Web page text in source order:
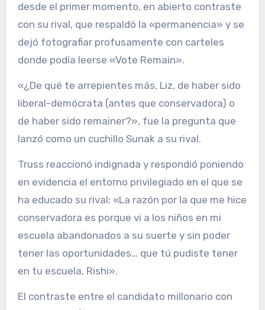
desde el primer momento, en abierto contraste
con su rival, que respaldó la «permanencia» y se
dejó fotografiar profusamente con carteles
donde podía leerse «Vote Remain».
«¿De qué te arrepientes más, Liz, de haber sido
liberal-demócrata (antes que conservadora) o
de haber sido remainer?», fue la pregunta que
lanzó como un cuchillo Sunak a su rival.
Truss reaccionó indignada y respondió poniendo
en evidencia el entorno privilegiado en el que se
ha educado su rival: «La razón por la que me hice
conservadora es porque vi a los niños en mi
escuela abandonados a su suerte y sin poder
tener las oportunidades… que tú pudiste tener
en tu escuela, Rishi».
El contraste entre el candidato millonario con